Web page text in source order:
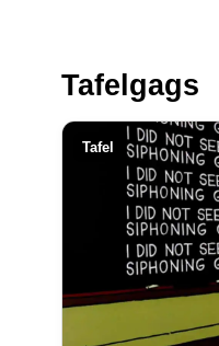
Tafelgags
Tafel